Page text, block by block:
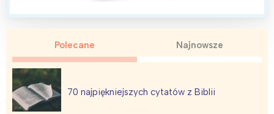
Polecane Najnowsze
70 najpiękniejszych cytatów z Biblii